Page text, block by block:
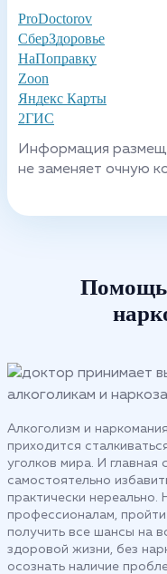
ProDoctorov
СберЗдоровье
НаПоправку
Zoon
Яндекс Карты
2ГИС
Информация
не заменяет очную
Помощь
Алкоголизм и
приходится
уголков мира. И главная
самостоятельно
практически
профессионалам,
получить все шансы на
здоровой жизни, без
осознать наличие